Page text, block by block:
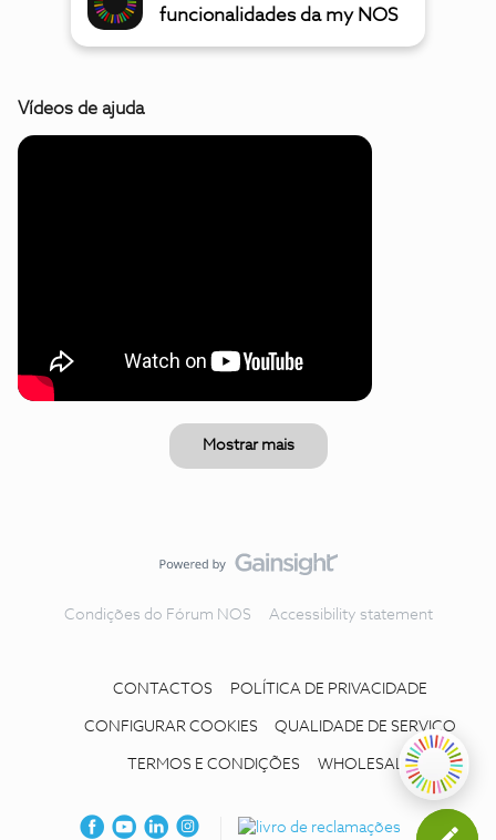
funcionalidades da my NOS
Vídeos de ajuda
Mostrar mais
Condições do Fórum NOS Accessibility statement
CONTACTOS POLÍTICA DE PRIVACIDADE
CONFIGURAR COOKIES QUALIDADE DE SERVIÇO
TERMOS E CONDIÇÕES WHOLESALE